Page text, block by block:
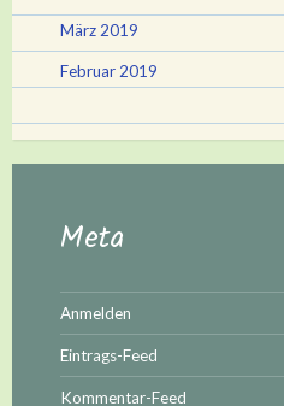
März 2019
Februar 2019
Meta
Anmelden
Eintrags-Feed
Kommentar-Feed